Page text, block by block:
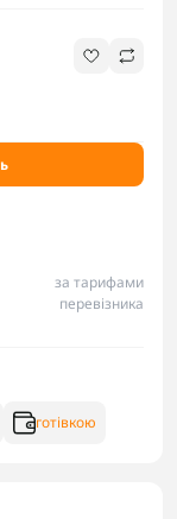
за тарифами
перевізника
готівкою